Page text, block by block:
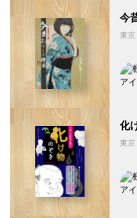
今
東京
化
東京